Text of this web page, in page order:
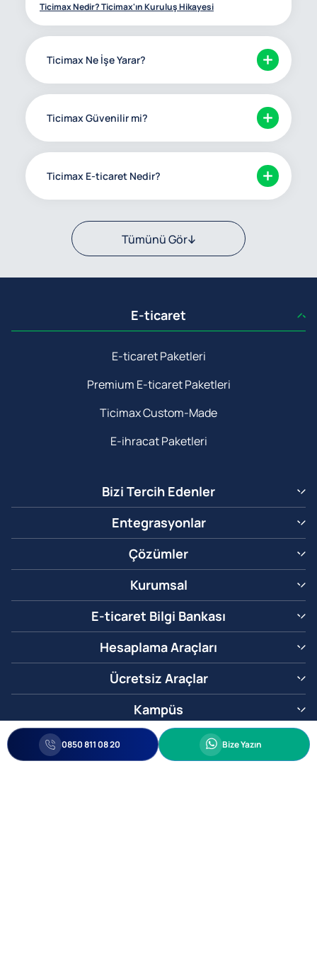
Ticimax Nedir? Ticimax'ın Kuruluş Hikayesi
Ticimax Ne İşe Yarar?
Ticimax Güvenilir mi?
Ticimax E-ticaret Nedir?
Tümünü Gör
E-ticaret
E-ticaret Paketleri
Premium E-ticaret Paketleri
Ticimax Custom-Made
E-ihracat Paketleri
Bizi Tercih Edenler
Entegrasyonlar
Çözümler
Kurumsal
E-ticaret Bilgi Bankası
Hesaplama Araçları
Ücretsiz Araçlar
Kampüs
0850 811 08 20 Whatsapp
Bize Yazın
0850 811 08 20